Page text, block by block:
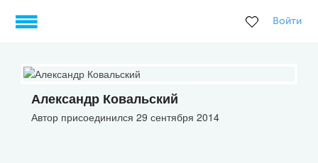
Войти
Александр Ковальский
Автор присоединился 29 сентября 2014